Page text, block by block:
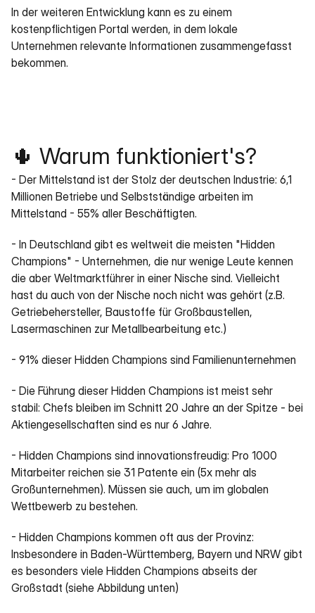
In der weiteren Entwicklung kann es zu einem
kostenpflichtigen Portal werden, in dem lokale
Unternehmen relevante Informationen zusammengefasst
bekommen.
🌵 Warum funktioniert's?
- Der Mittelstand ist der Stolz der deutschen Industrie: 6,1
Millionen Betriebe und Selbstständige arbeiten im
Mittelstand - 55% aller Beschäftigten.
- In Deutschland gibt es weltweit die meisten "Hidden
Champions" - Unternehmen, die nur wenige Leute kennen
die aber Weltmarktführer in einer Nische sind. Vielleicht
hast du auch von der Nische noch nicht was gehört (z.B.
Getriebehersteller, Baustoffe für Großbaustellen,
Lasermaschinen zur Metallbearbeitung etc.)
- 91% dieser Hidden Champions sind Familienunternehmen
- Die Führung dieser Hidden Champions ist meist sehr
stabil: Chefs bleiben im Schnitt 20 Jahre an der Spitze - bei
Aktiengesellschaften sind es nur 6 Jahre.
- Hidden Champions sind innovationsfreudig: Pro 1000
Mitarbeiter reichen sie 31 Patente ein (5x mehr als
Großunternehmen). Müssen sie auch, um im globalen
Wettbewerb zu bestehen.
- Hidden Champions kommen oft aus der Provinz:
Insbesondere in Baden-Württemberg, Bayern und NRW gibt
es besonders viele Hidden Champions abseits der
Großstadt (siehe Abbildung unten)